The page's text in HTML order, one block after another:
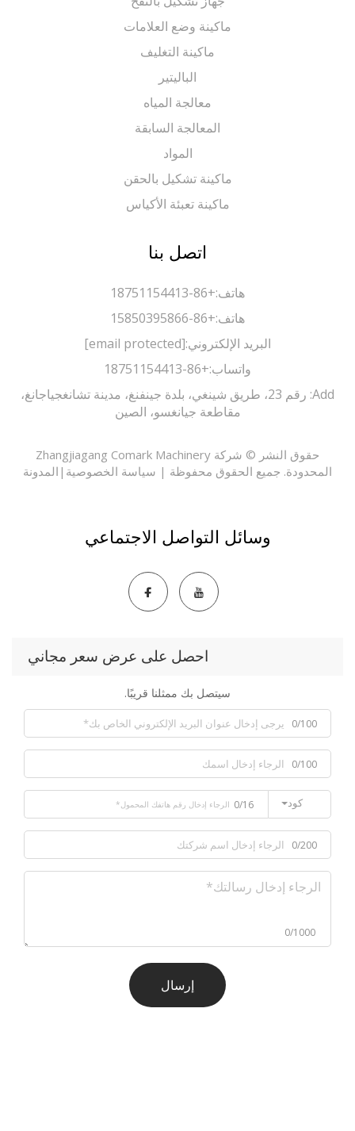
ماكينة وضع العلامات
ماكينة التغليف
الباليتير
معالجة المياه
المعالجة السابقة
ماكينة تشكيل بالحقن
ماكينة تعبئة الأكياس
اتصل بنا
+86-18751154413
+86-15850395866
البريد الإلكتروني:[email protected]
واتساب:+86-18751154413
Add: رقم 23، طريق شينغي، بلدة جينفنغ، مدينة تشانغجياجانغ،
مقاطعة جيانغسو، الصين
حقوق النشر © شركة Zhangjiagang Comark Machinery
جميع الحقوق محفوظة |سياسة الخصوصية|المدونة
وسائل التواصل الاجتماعي
احصل على عرض سعر مجاني
سيتصل بك ممثلنا قريبًا.
0/16
إرسال